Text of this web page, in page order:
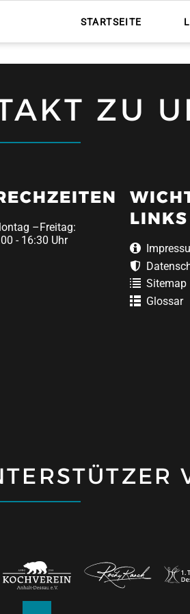
STARTSEITE
ZU
–Freitag:
- 16:30 Uhr
LINKS
Sitemap
Glossar